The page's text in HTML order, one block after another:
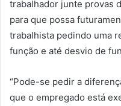
trabalhador junte provas
para que possa
trabalhista pedindo uma
função e até desvio de
“Pode-se pedir a
que o empregado está